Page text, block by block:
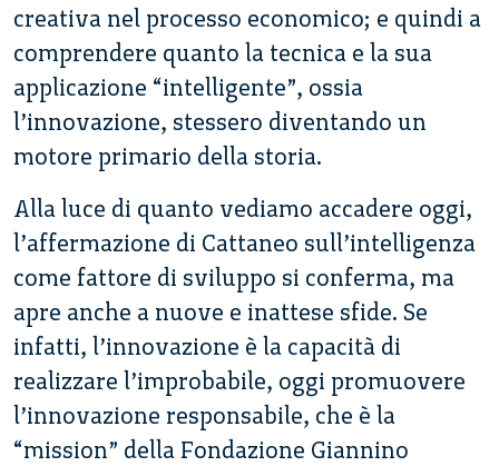
creativa nel processo economico; e quindi a
comprendere quanto la tecnica e la sua
applicazione “intelligente”, ossia
l’innovazione, stessero diventando un
motore primario della storia.
Alla luce di quanto vediamo accadere oggi,
l’affermazione di Cattaneo sull’intelligenza
come fattore di sviluppo si conferma, ma
apre anche a nuove e inattese sfide. Se
infatti, l’innovazione è la capacità di
realizzare l’improbabile, oggi promuovere
l’innovazione responsabile, che è la
“mission” della Fondazione Giannino